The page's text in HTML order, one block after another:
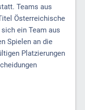
Teams aus
Österreichische
ein Team aus
Spielen an die
Platzierungen